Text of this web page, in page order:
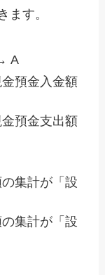
ます。
A
預金入金額
預金支出額
集計が「設
集計が「設